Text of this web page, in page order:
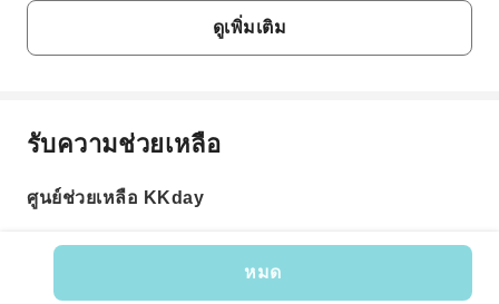
หมด
โดยทั่วไปแล้ว การเข้าชมท่าเรือประมงตงซือโดยไม่มีค่าใช้จ่าย
ทำให้ผู้เข้าชมสามารถสำรวจพื้นที่สาธารณะ สถาปัตยกรรม
และพื้นที่นันทนาการได้โดยไม่ต้องใช้ตั๋ว อย่างไรก็ตาม งาน
เข้าร่วม
แสดงพลุทะเลที่ท่าเรือประมงตงซือ?
เฉพาะในช่วงงาน Summer Ocean Event ผู้เข้าร่วมสามารถ
คาดหวังการแสดงพลุอันงดงามมูลค่าหลายล้านดอลลาร์ที่
ดูเพิ่มเติม
คำถามที่พบบ่อย
1. แหล่งท่องเที่ยวและกิจกรรมหลักที่ท่าเรือประมง
สถาปัตยกรรมธีม "ทะเลอีเจียน 23.5°" ที่เป็นเอกลักษณ์ และ
รับความช่วยเหลือ
ศูนย์ช่วยเหลือ KKday